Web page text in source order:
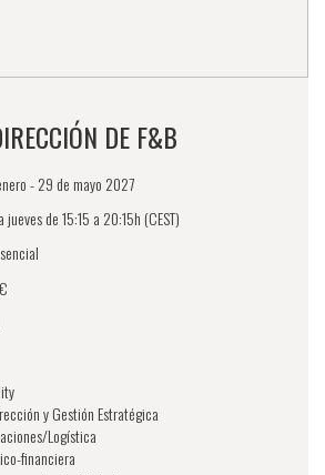
DE F&B
- 29 de mayo 2027
jueves de 15:15 a 20:15h (CEST)
y Gestión Estratégica
Logística
financiera